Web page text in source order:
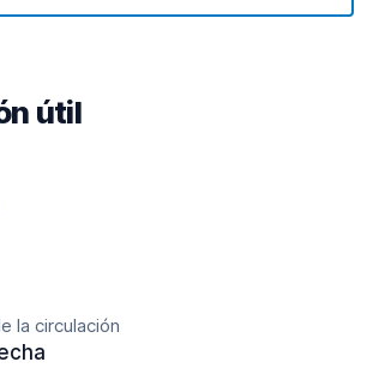
útil
la circulación